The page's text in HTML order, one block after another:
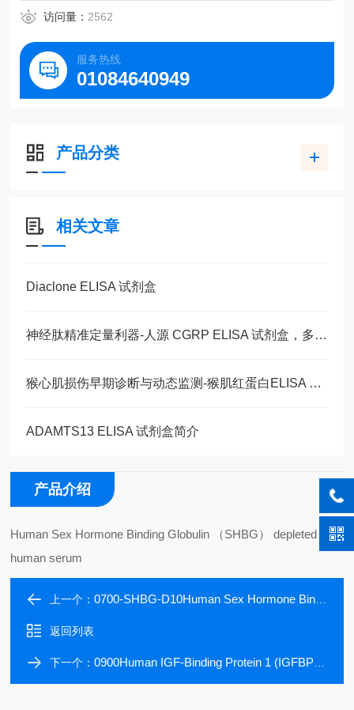
访问量： 2562
服务热线
01084640949
产品分类
相关文章
Diaclone ELISA 试剂盒
神经肽精准定量利器-人源 CGRP ELISA 试剂盒，多类型样本直接检测
猴心肌损伤早期诊断与动态监测-猴肌红蛋白ELISA 试剂盒
ADAMTS13 ELISA 试剂盒简介
产品介绍
Human Sex Hormone Binding Globulin （SHBG） depleted
human serum
上一个：0700-SHBG-D10Human Sex Hormone Binding Globulin (SHBG) depleted human serum
返回列表
下一个：0900Human IGF-Binding Protein 1 (IGFBP1) ELISA Kit, 96 tests, Quantitative